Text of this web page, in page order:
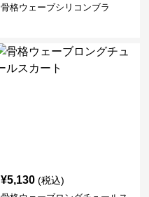
骨格ウェーブシリコンブラ
¥5,130 (税込)